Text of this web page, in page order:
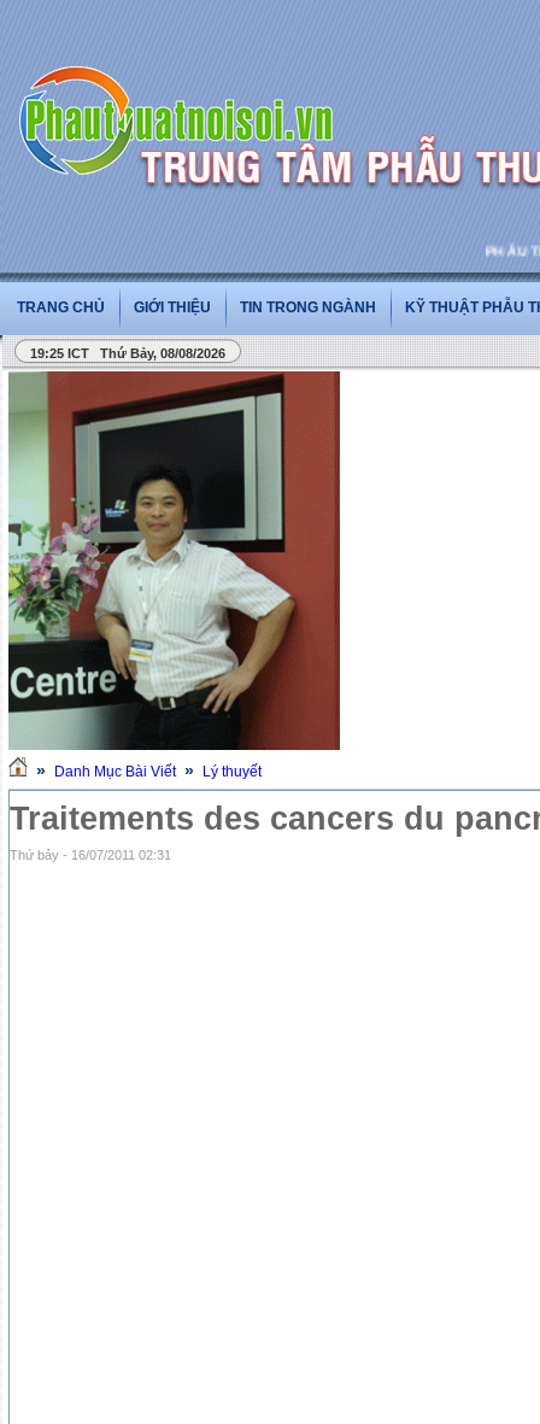
PHẪU
TRANG CHỦ GIỚI THIỆU TIN TRONG NGÀNH KỸ THUẬT PHẪU
19:25 ICT Thứ Bảy, 08/08/2026
» Danh Mục Bài Viết » Lý thuyết
Traitements des cancers du
Thứ bảy - 16/07/2011 02:31